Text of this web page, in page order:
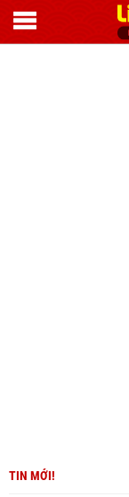
TIN MỚI!